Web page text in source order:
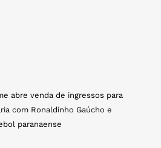
abre venda de ingressos para
com Ronaldinho Gaúcho e
paranaense